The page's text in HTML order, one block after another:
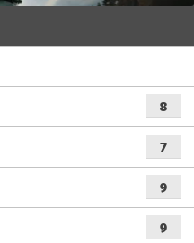
8
7
9
9